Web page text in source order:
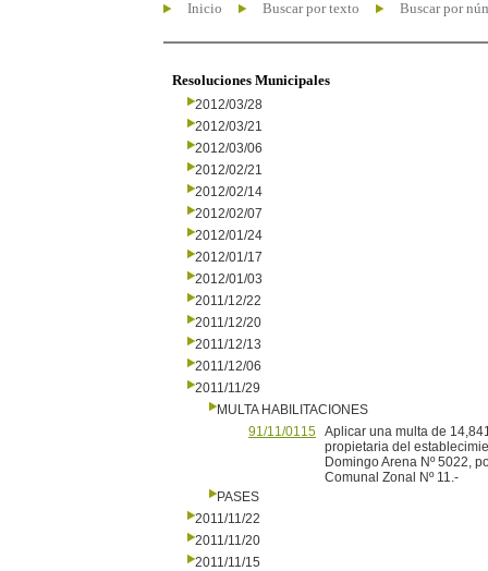
Inicio Buscar por texto Buscar por
Resoluciones Municipales
2012/03/28
2012/03/21
2012/03/06
2012/02/21
2012/02/14
2012/02/07
2012/01/24
2012/01/17
2012/01/03
2011/12/22
2011/12/20
2011/12/13
2011/12/06
2011/11/29
MULTA HABILITACIONES
91/11/0115 Aplicar una multa de
propietaria del
Domingo Arena Nº 5022,
Comunal Zonal Nº 11.-
PASES
2011/11/22
2011/11/20
2011/11/15